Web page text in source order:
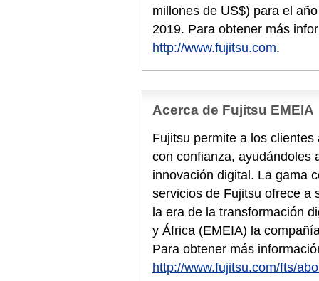
millones de US$) para el
2019. Para obtener más
http://www.fujitsu.com.
Acerca de Fujitsu EMEIA
Fujitsu permite a los
con confianza, ayudándoles
innovación digital. La gama
servicios de Fujitsu ofrece a
la era de la transformación
y África (EMEIA) la
Para obtener más
http://www.fujitsu.com/fts/